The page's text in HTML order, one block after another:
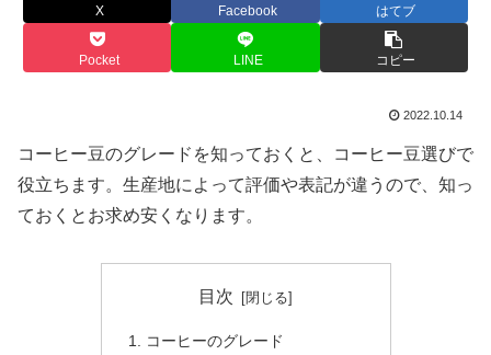
X Facebook はてブ
Pocket LINE コピー
2022.10.14
コーヒー豆のグレードを知っておくと、コーヒー豆選びで
役立ちます。生産地によって評価や表記が違うので、知っ
ておくとお求め安くなります。
目次
コーヒーのグレード